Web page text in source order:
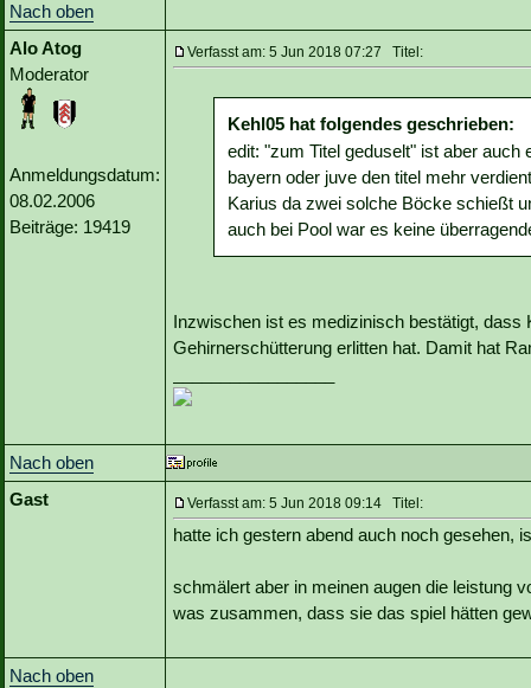
Nach oben
Alo Atog
Moderator
Anmeldungsdatum:
08.02.2006
Beiträge: 19419
Verfasst am: 5 Jun 2018 07:27 Titel:
Kehl05 hat folgendes geschrieben:
edit: "zum Titel geduselt" ist aber
bayern oder juve den titel mehr
Karius da zwei solche Böcke schießt
auch bei Pool war es keine
Inzwischen ist es medizinisch bestätigt,
Gehirnerschütterung erlitten hat. Damit hat
Nach oben
Gast
Verfasst am: 5 Jun 2018 09:14 Titel:
hatte ich gestern abend auch noch gesehen,
schmälert aber in meinen augen die leistung
was zusammen, dass sie das spiel hätten
Nach oben